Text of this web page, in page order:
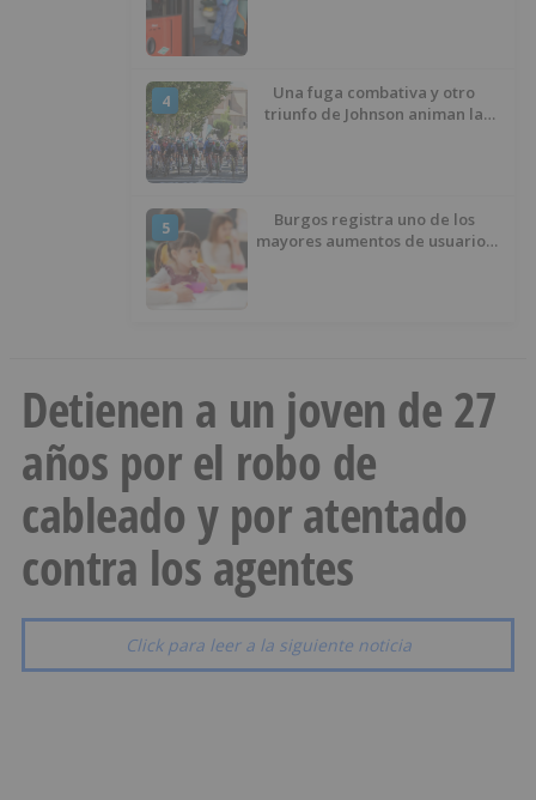
4
Una fuga combativa y otro
triunfo de Johnson animan la
5
Burgos registra uno de los
mayores aumentos de usuarios
Detienen a un joven de 27
años por el robo de
cableado y por atentado
contra los agentes
Click para leer a la siguiente noticia